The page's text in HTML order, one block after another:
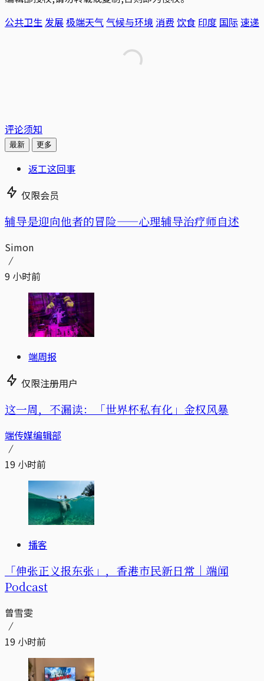
公共卫生 发展极端天气气候与环境 消费 饮食 印度 国际速递
评论须知
最新 更多
返工这回事
仅限会员
辅导是迎向他者的冒险——心理辅导治疗师自述
Simon
9 小时前
端周报
仅限注册用户
这一周，不漏读：「世界杯私有化」金权风暴
端传媒编辑部
19 小时前
播客
「伸张正义报东张」，香港市民新日常｜端闻
Podcast
曾雪雯
19 小时前